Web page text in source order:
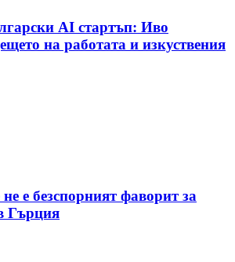
AI стартъп: Иво
на работата и изкуствения
е безспорният фаворит за
Гърция